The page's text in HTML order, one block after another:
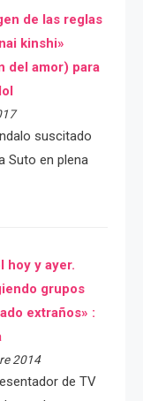
de las reglas
kinshi»
del amor) para
suscitado
Suto en plena
hoy y ayer.
grupos
extraños» :
2014
de TV